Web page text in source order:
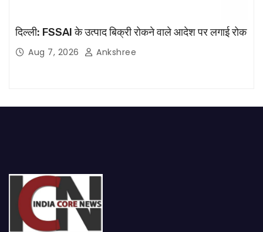
दिल्ली: FSSAI के उत्पाद बिक्री रोकने वाले आदेश पर लगाई रोक
Aug 7, 2026 Ankshree